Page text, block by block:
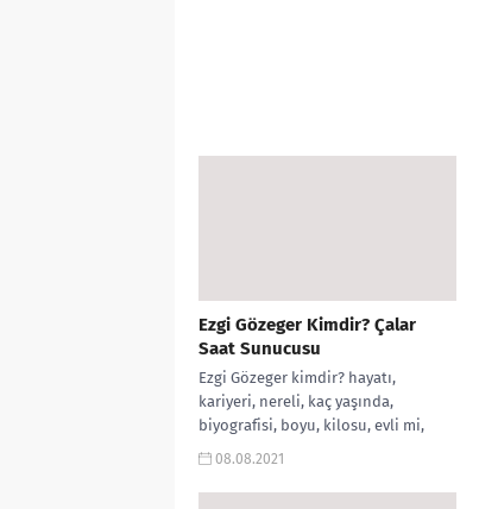
Ezgi Gözeger Kimdir? Çalar
Saat Sunucusu
Ezgi Gözeger kimdir? hayatı,
kariyeri, nereli, kaç yaşında,
biyografisi, boyu, kilosu, evli mi,
Ekşi yorumları, Çalar Saat sunucusu,
08.08.2021